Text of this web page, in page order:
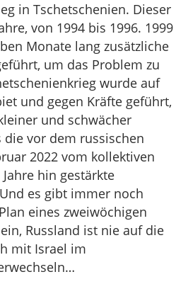
in Tschetschenien. Dieser
von 1994 bis 1996. 1999
Monate lang zusätzliche
um das Problem zu
wurde auf
und gegen Kräfte geführt,
und schwächer
vor dem russischen
2022 vom kollektiven
hin gestärkte
es gibt immer noch
eines zweiwöchigen
Russland ist nie auf die
mit Israel im